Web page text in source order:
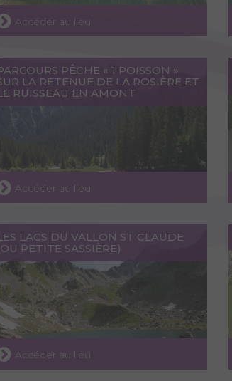
Accéder au lieu
PÊCHE « 1 POISSON »
LA RETENUE DE LA ROSIÈRE ET
RUISSEAU EN AMONT
Accéder au lieu
LACS DU VALLON ST CLAUDE
PETITE SASSIÈRE)
Accéder au lieu